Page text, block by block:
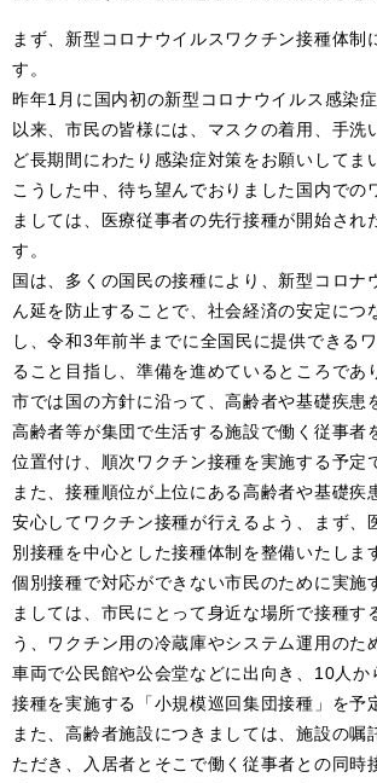
まず、新型コロナウイルスワクチン接種体制
す。
昨年1月に国内初の新型コロナウイルス感染
以来、市民の皆様には、マスクの着用、手洗
ど長期間にわたり感染症対策をお願いしてま
こうした中、待ち望んでおりました国内での
ましては、医療従事者の先行接種が開始され
す。
国は、多くの国民の接種により、新型コロナ
ん延を防止することで、社会経済の安定につ
し、令和3年前半までに全国民に提供できる
ること目指し、準備を進めているところであ
市では国の方針に沿って、高齢者や基礎疾患
高齢者等が集団で生活する施設で働く従事者
位置付け、順次ワクチン接種を実施する予定
また、接種順位が上位にある高齢者や基礎疾
安心してワクチン接種が行えるよう、まず、
別接種を中心とした接種体制を整備いたしま
個別接種で対応ができない市民のために実施
ましては、市民にとって身近な場所で接種す
う、ワクチン用の冷蔵庫やシステム運用のた
車両で公民館や公会堂などに出向き、10人か
接種を実施する「小規模巡回集団接種」を予
また、高齢者施設につきましては、施設の嘱
ただき、入居者とそこで働く従事者との同時